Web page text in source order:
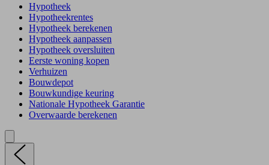
Hypotheek
Hypotheekrentes
Hypotheek berekenen
Hypotheek aanpassen
Hypotheek oversluiten
Eerste woning kopen
Verhuizen
Bouwdepot
Bouwkundige keuring
Nationale Hypotheek Garantie
Overwaarde berekenen